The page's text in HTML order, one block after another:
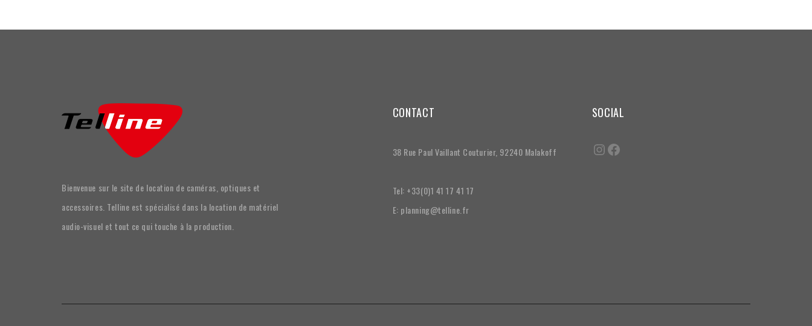
Bienvenue sur le site de location de caméras, optiques et
accessoires. Telline est spécialisé dans la location de matériel
audio-visuel et tout ce qui touche à la production.
CONTACT
38 Rue Paul Vaillant Couturier, 92240 Malakoff
Tel: +33(0)1 41 17 41 17
E: planning@telline.fr
SOCIAL